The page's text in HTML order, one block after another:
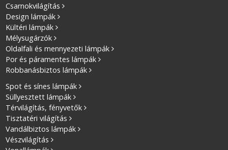
Csarnokvilágítás
Design lámpák
Kültéri lámpák
Mélysugárzók
Oldalfali és mennyezeti lámpák
Por és páramentes lámpák
Robbanásbiztos lámpák
Spot és sínes lámpák
Süllyesztett lámpák
Térvilágítás, fényvetők
Tisztatéri világítás
Vandálbiztos lámpák
Vészvilágítás